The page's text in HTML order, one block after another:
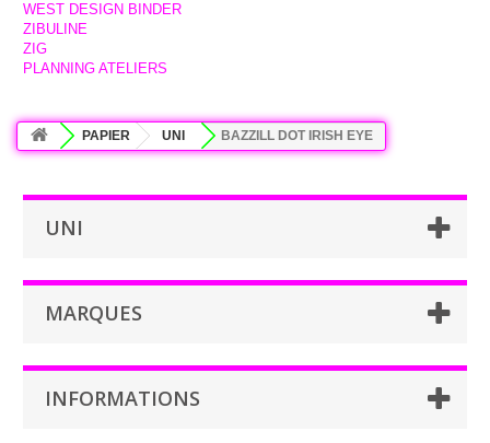
WEST DESIGN BINDER
ZIBULINE
ZIG
PLANNING ATELIERS
PAPIER UNI BAZZILL DOT IRISH EYE
UNI
MARQUES
INFORMATIONS